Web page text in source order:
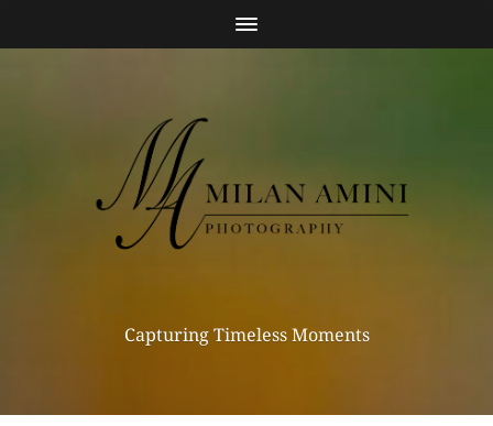
Capturing Timeless Moments